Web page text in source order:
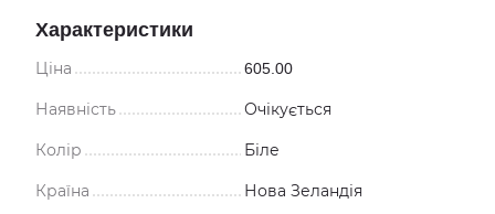
Характеристики
Ціна 605.00
Наявність Очікується
Колір Біле
Країна Нова Зеландія